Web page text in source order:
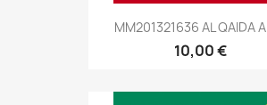
MM201321636 AL QAIDA
10,00 €